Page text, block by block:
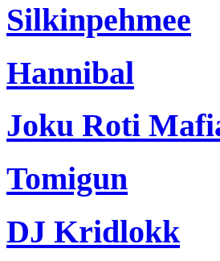
Silkinpehmee
Hannibal
Joku Roti
Tomigun
DJ Kridlokk